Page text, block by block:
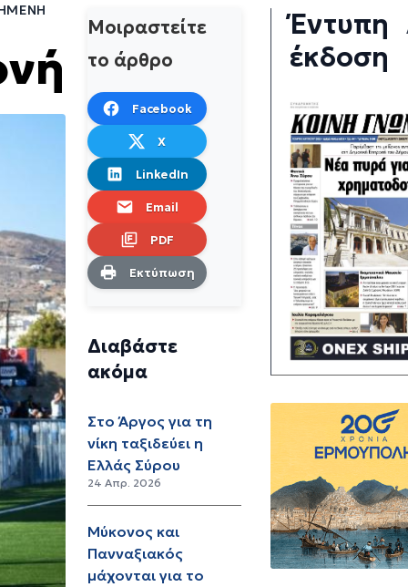
Μοιραστείτε
το άρθρο
Facebook
X
LinkedIn
Email
PDF
Εκτύπωση
Διαβάστε
ακόμα
Στο Άργος για τη
νίκη ταξιδεύει η
Ελλάς Σύρου
24 Απρ. 2026
Μύκονος και
Πανναξιακός
μάχονται για το
Έντυπη
έκδοση